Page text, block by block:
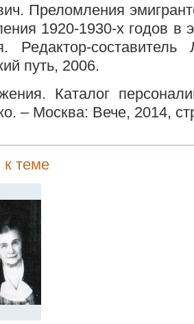
Преломления
1920-1930-х годов в
Редактор-
путь, 2006.
Каталог
– Москва: Вече, 2014,
теме